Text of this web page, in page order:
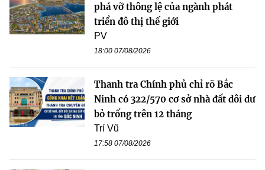
phá vỡ thông lệ của ngành phát
triển đô thị thế giới
PV
18:00 07/08/2026
Thanh tra Chính phủ chỉ rõ Bắc
Ninh có 322/570 cơ sở nhà đất dôi dư
bỏ trống trên 12 tháng
Trí Vũ
17:58 07/08/2026